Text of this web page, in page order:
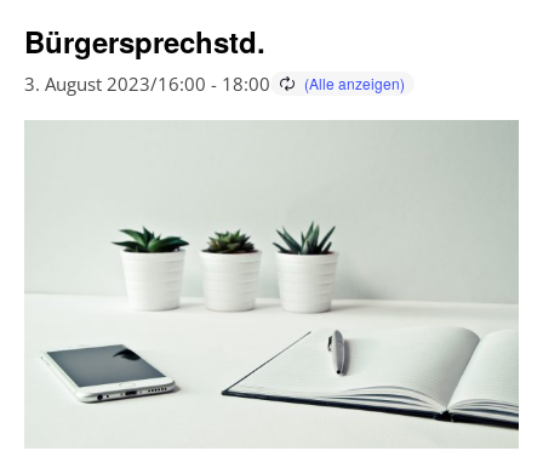
Bürgersprechstd.
3. August 2023/16:00 - 18:00